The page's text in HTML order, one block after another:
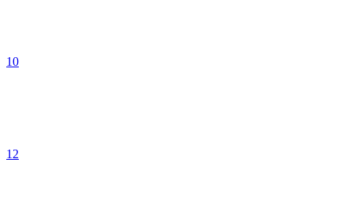
10
12